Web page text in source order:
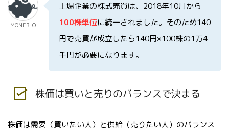
MONEBLO
上場企業の株式売買は、2018年10月から
100株単位に統一されました。そのため140
円で売買が成立したら140円×100株の1万4
千円が必要になります。
株価は買いと売りのバランスで決まる
株価は需要（買いたい人）と供給（売りたい人）のバランス